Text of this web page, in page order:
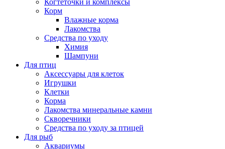
Когтеточки и комплексы
Корм
Влажные корма
Лакомства
Средства по уходу
Химия
Шампуни
Для птиц
Аксессуары для клеток
Игрушки
Клетки
Корма
Лакомства минеральные камни
Скворечники
Средства по уходу за птицей
Для рыб
Аквариумы